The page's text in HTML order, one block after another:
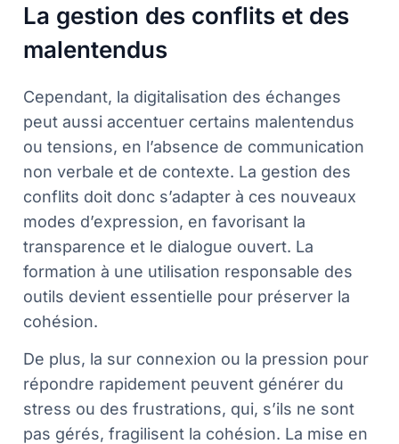
La gestion des conflits et des
malentendus
Cependant, la digitalisation des échanges
peut aussi accentuer certains malentendus
ou tensions, en l’absence de communication
non verbale et de contexte. La gestion des
conflits doit donc s’adapter à ces nouveaux
modes d’expression, en favorisant la
transparence et le dialogue ouvert. La
formation à une utilisation responsable des
outils devient essentielle pour préserver la
cohésion.
De plus, la sur connexion ou la pression pour
répondre rapidement peuvent générer du
stress ou des frustrations, qui, s’ils ne sont
pas gérés, fragilisent la cohésion. La mise en